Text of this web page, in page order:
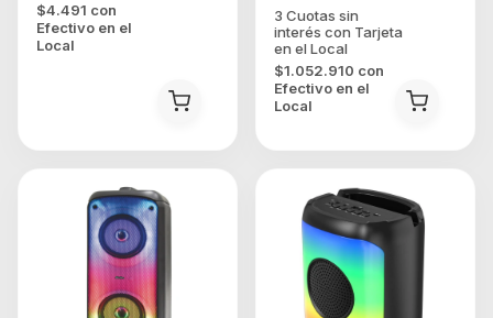
$4.491 con
Efectivo en el
Local
$1.052.910 con
Efectivo en el
Local